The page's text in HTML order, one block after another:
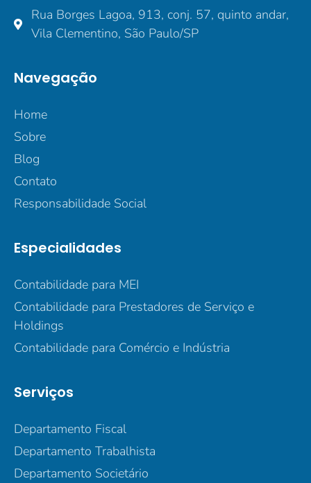
Rua Borges Lagoa, 913, conj. 57, quinto andar,
Vila Clementino, São Paulo/SP
Navegação
Home
Sobre
Blog
Contato
Responsabilidade Social
Especialidades
Contabilidade para MEI
Contabilidade para Prestadores de Serviço e
Holdings
Contabilidade para Comércio e Indústria
Serviços
Departamento Fiscal
Departamento Trabalhista
Departamento Societário